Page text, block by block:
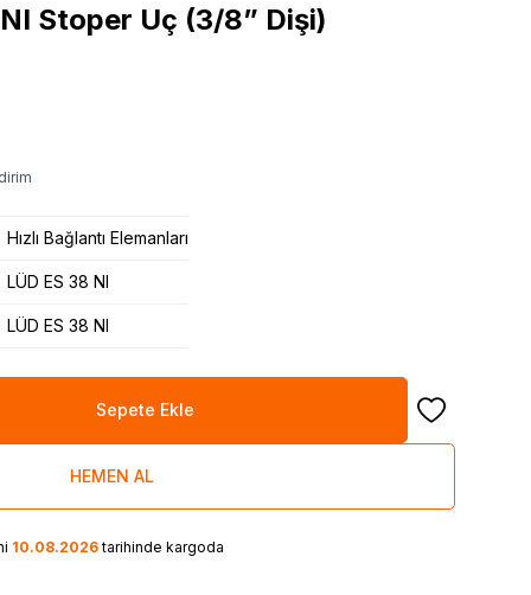
Stoper Uç (3/8” Dişi)
Hızlı Bağlantı Elemanları
LÜD ES 38 NI
LÜD ES 38 NI
Sepete Ekle Favoriye Ekle
HEMEN AL
10.08.2026tarihinde kargoda